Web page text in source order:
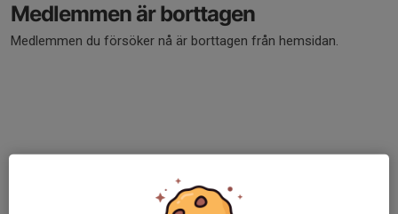
Medlemmen är borttagen
Medlemmen du försöker nå är borttagen från hemsidan.